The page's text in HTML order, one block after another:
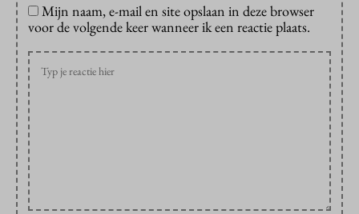
Mijn naam, e-mail en site opslaan in deze browser
voor de volgende keer wanneer ik een reactie plaats.